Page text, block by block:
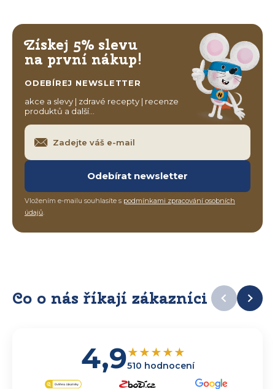
Získej 5% slevu
na první nákup!
ODEBÍREJ NEWSLETTER
akce a slevy | zdravé recepty | recenze
produktů a další…
Odebírat newsletter
Vložením e-mailu souhlasíte s podmínkami zpracování osobních
údajů.
Co o nás říkají zákazníci
4,9★★★★★
510 hodnocení